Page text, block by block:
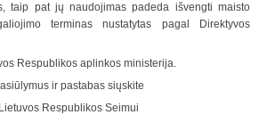
taip pat jų naudojimas padeda išvengti maisto
terminas nustatytas pagal Direktyvos
Respublikos aplinkos ministerija.
ir pastabas siųskite
Lietuvos Respublikos Seimui